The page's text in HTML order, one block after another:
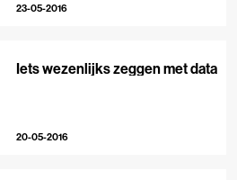
23-05-2016
Iets wezenlijks zeggen met data
20-05-2016